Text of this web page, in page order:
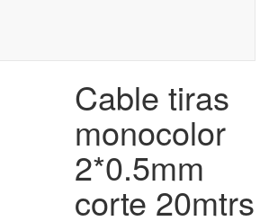
Cable tiras
monocolor
2*0.5mm
corte 20mtrs